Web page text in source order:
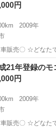
で...円
2009年
ローン対応可能
短い方や自
員の方 ３、自己
で...
モコ 車両
21年登録のモ
円
2009年
ローン対応可能